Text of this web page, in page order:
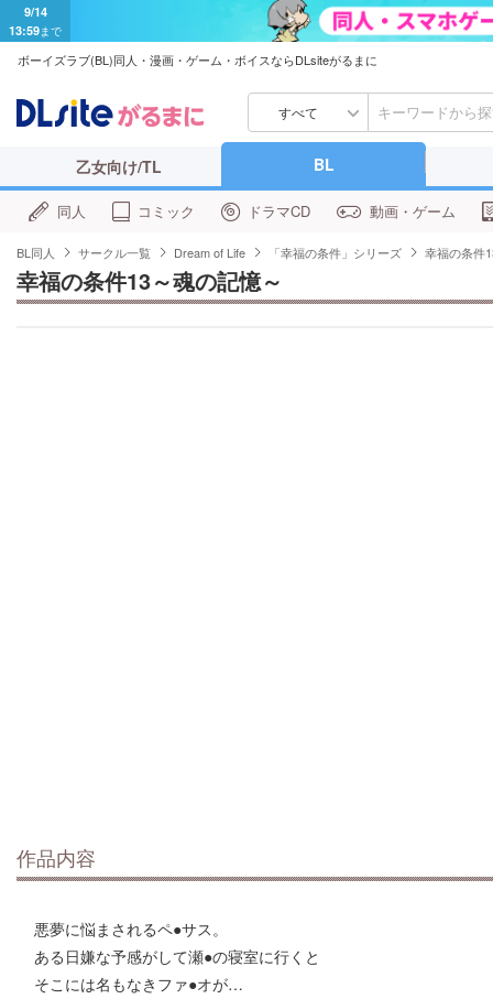
9/14
13:59まで
ボーイズラブ(BL)同人・漫画・ゲーム・ボイスならDLsiteがるまに
すべて
乙女向け/TL BL
同人 コミック ドラマCD 動画・ゲーム
BL同人 サークル一覧 Dream of Life 「幸福の条件」シリーズ 幸福の条件
幸福の条件13～魂の記憶～
作品内容
悪夢に悩まされるペ●サス。
ある日嫌な予感がして瀬●の寝室に行くと
そこには名もなきファ●オが…